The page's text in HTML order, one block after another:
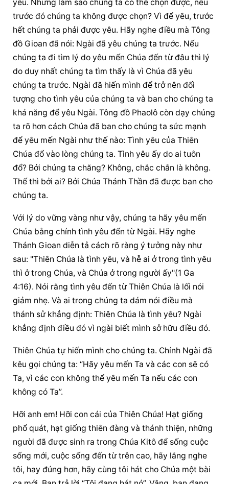
yêu. Nhưng làm sao chúng ta có thể chọn được, nếu
trước đó chúng ta không được chọn? Vì để yêu, trước
hết chúng ta phải được yêu. Hãy nghe điều mà Tông
đồ Gioan đã nói: Ngài đã yêu chúng ta trước. Nếu
chúng ta đi tìm lý do yêu mến Chúa đến từ đâu thì lý
do duy nhất chúng ta tìm thấy là vì Chúa đã yêu
chúng ta trước. Ngài đã hiến mình để trở nên đối
tượng cho tình yêu của chúng ta và ban cho chúng ta
khả năng để yêu Ngài. Tông đồ Phaolô còn dạy chúng
ta rõ hơn cách Chúa đã ban cho chúng ta sức mạnh
để yêu mến Ngài như thế nào: Tình yêu của Thiên
Chúa đổ vào lòng chúng ta. Tình yêu ấy do ai tuôn
đổ? Bởi chúng ta chăng? Không, chắc chắn là không.
Thế thì bởi ai? Bởi Chúa Thánh Thần đã được ban cho
chúng ta.
Với lý do vững vàng như vậy, chúng ta hãy yêu mến
Chúa bằng chính tình yêu đến từ Ngài. Hãy nghe
Thánh Gioan diễn tả cách rõ ràng ý tưởng này như
sau: "Thiên Chúa là tình yêu, và hễ ai ở trong tình yêu
thì ở trong Chúa, và Chúa ở trong người ấy"(1 Ga
4:16). Nói rằng tình yêu đến từ Thiên Chúa là lối nói
giảm nhẹ. Và ai trong chúng ta dám nói điều mà
thánh sử khẳng định: Thiên Chúa là tình yêu? Ngài
khẳng định điều đó vì ngài biết mình sở hữu điều đó.
Thiên Chúa tự hiến mình cho chúng ta. Chính Ngài đã
kêu gọi chúng ta: “Hãy yêu mến Ta và các con sẽ có
Ta, vì các con không thể yêu mến Ta nếu các con
không có Ta”.
Hỡi anh em! Hỡi con cái của Thiên Chúa! Hạt giống
phổ quát, hạt giống thiên đàng và thánh thiện, những
người đã được sinh ra trong Chúa Kitô để sống cuộc
sống mới, cuộc sống đến từ trên cao, hãy lắng nghe
tôi, hay đúng hơn, hãy cùng tôi hát cho Chúa một bài